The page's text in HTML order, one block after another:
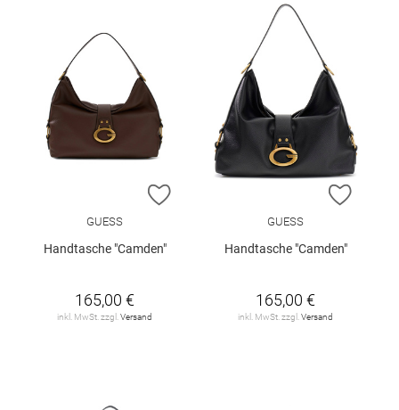
ZUR WUNSCHLISTE HINZUFÜGEN
GUESS
Handtasche "Camden"
165,00 €
inkl. MwSt. zzgl. Versand
ZUR
GUESS
Handtasche "Camden"
165,00 €
inkl. MwSt. zzgl. Versand